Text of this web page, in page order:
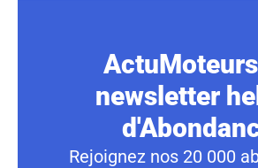
newsletter
Rejoignez nos 20 000